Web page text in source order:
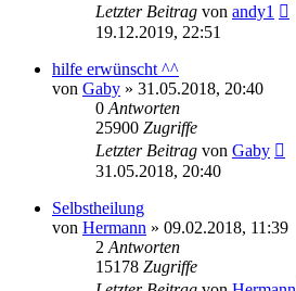
Letzter Beitrag von andy1
19.12.2019, 22:51
hilfe erwünscht ^^
von Gaby » 31.05.2018, 20:40
0 Antworten
25900 Zugriffe
Letzter Beitrag von Gaby
31.05.2018, 20:40
Selbstheilung
von Hermann » 09.02.2018, 11:39
2 Antworten
15178 Zugriffe